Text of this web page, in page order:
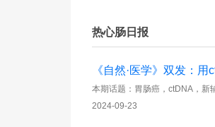
热心肠日报
《自然·医学》双发：
本期话题：胃肠癌，ctDNA，新
2024-09-23